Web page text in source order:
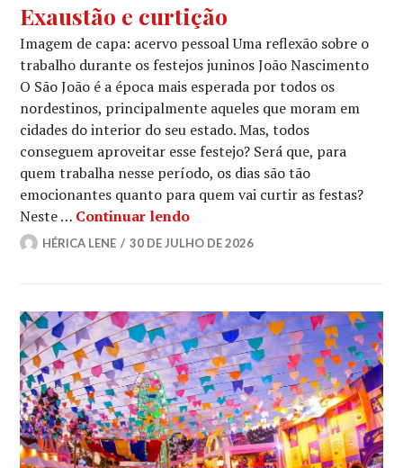
Exaustão e curtição
Imagem de capa: acervo pessoal Uma reflexão sobre o
trabalho durante os festejos juninos João Nascimento
O São João é a época mais esperada por todos os
nordestinos, principalmente aqueles que moram em
cidades do interior do seu estado. Mas, todos
conseguem aproveitar esse festejo? Será que, para
quem trabalha nesse período, os dias são tão
emocionantes quanto para quem vai curtir as festas?
Neste … Continuar lendoExaustão e curtição
HÉRICA LENE 30 DE JULHO DE 2026